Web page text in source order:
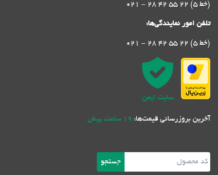
021 - 28 42 55 22 (5 خط)
تلفن امور نمایندگی‌ها:
021 - 28 42 55 22 (5 خط)
سایت ایمن
آخرین بروزرسانی قیمت‌ها: 19 ساعت پیش
جستجو